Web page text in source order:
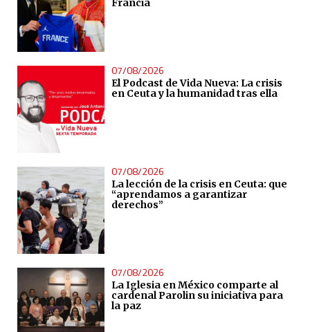
Francia
07/08/2026
El Podcast de Vida Nueva: La crisis
en Ceuta y la humanidad tras ella
07/08/2026
La lección de la crisis en Ceuta: que
“aprendamos a garantizar
derechos”
07/08/2026
La Iglesia en México comparte al
cardenal Parolin su iniciativa para
la paz